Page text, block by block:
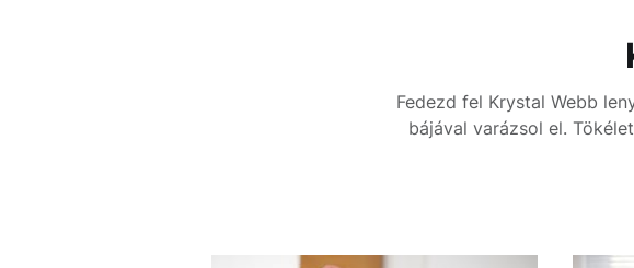
Fedezd fel Krystal Webb
bájával varázsol el.